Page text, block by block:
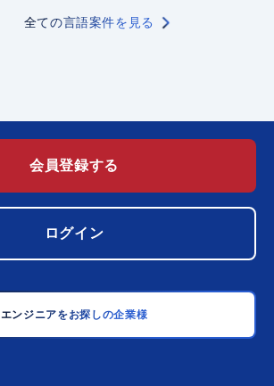
全ての言語案件を見る
会員登録する
ログイン
エンジニアをお探しの企業様